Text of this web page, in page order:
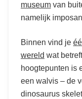
museum van
namelijk
Binnen vind je
wereld wat
hoogtepunten is
een walvis – de
dinosaurus